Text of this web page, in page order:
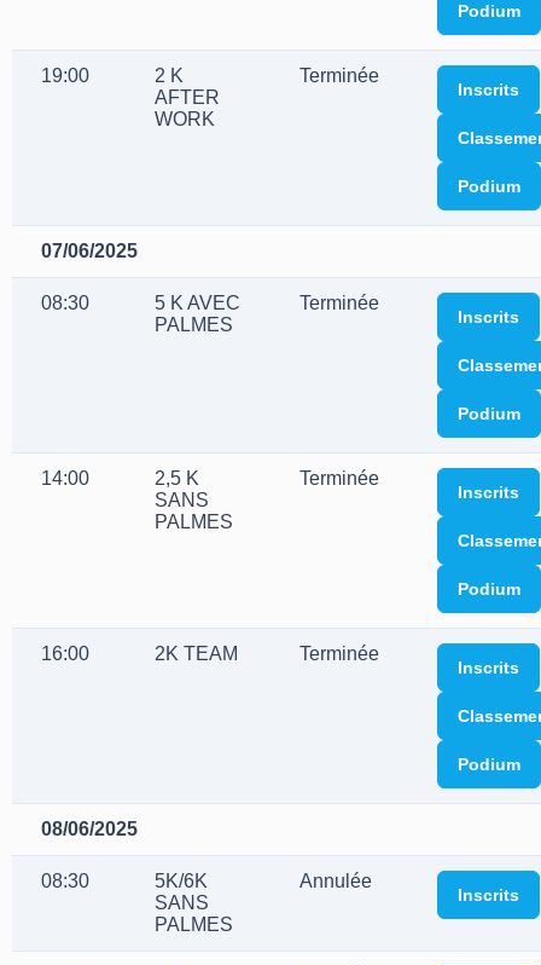
Podium
19:00
2 K
AFTER
WORK
Terminée
Inscrits
Podium
07/06/2025
08:30
5 K AVEC
PALMES
Terminée
Inscrits
Podium
14:00
2,5 K
SANS
PALMES
Terminée
Inscrits
Podium
16:00 2K TEAM Terminée
Inscrits
Podium
08/06/2025
08:30
5K/6K
SANS
PALMES
Annulée
Inscrits